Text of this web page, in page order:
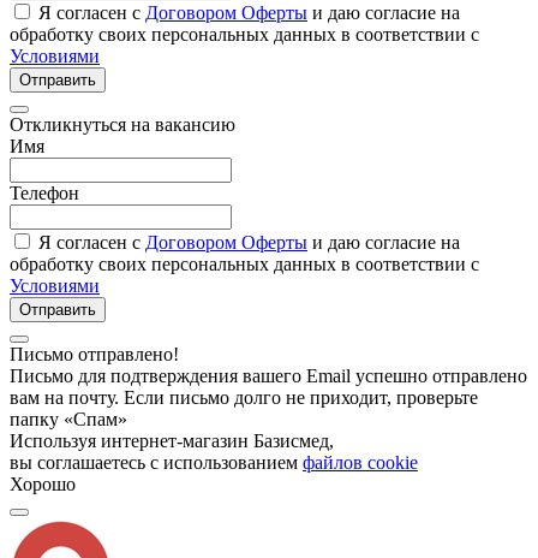
Я согласен с Договором Оферты и даю согласие на
обработку своих персональных данных в соответствии с
Условиями
Отправить
Откликнуться на вакансию
Имя
Телефон
Я согласен с Договором Оферты и даю согласие на
обработку своих персональных данных в соответствии с
Условиями
Отправить
Письмо отправлено!
Письмо для подтверждения вашего Email успешно отправлено
вам на почту. Если письмо долго не приходит, проверьте
папку «Спам»
Используя интернет-магазин Базисмед,
вы соглашаетесь с использованием файлов cookie
Хорошо